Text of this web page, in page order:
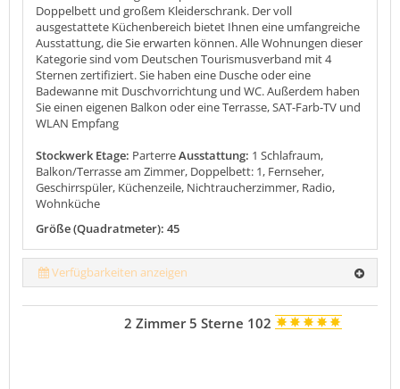
Doppelbett und großem Kleiderschrank. Der voll
ausgestattete Küchenbereich bietet Ihnen eine umfangreiche
Ausstattung, die Sie erwarten können. Alle Wohnungen dieser
Kategorie sind vom Deutschen Tourismusverband mit 4
Sternen zertifiziert. Sie haben eine Dusche oder eine
Badewanne mit Duschvorrichtung und WC. Außerdem haben
Sie einen eigenen Balkon oder eine Terrasse, SAT-Farb-TV und
WLAN Empfang
Stockwerk Etage: ParterreAusstattung: 1 Schlafraum,
Balkon/Terrasse am Zimmer, Doppelbett: 1, Fernseher,
Geschirrspüler, Küchenzeile, Nichtraucherzimmer, Radio,
Wohnküche
Größe (Quadratmeter): 45
Verfügbarkeiten anzeigen
2 Zimmer 5 Sterne 102